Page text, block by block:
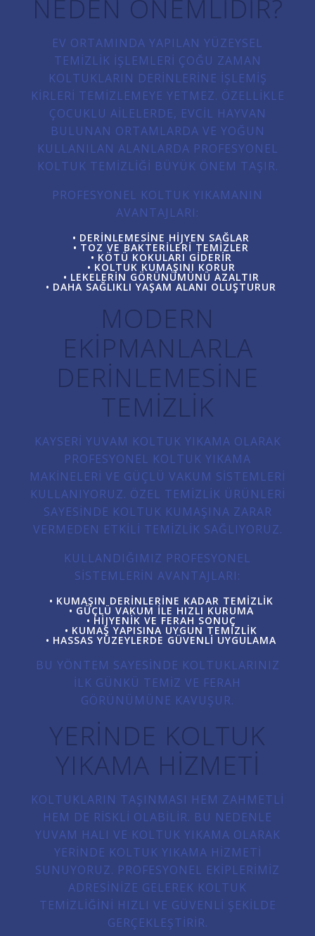
NEDEN ÖNEMLIDIR?
EV ORTAMINDA YAPILAN YÜZEYSEL
TEMIZLIK IŞLEMLERI ÇOĞU ZAMAN
KOLTUKLARIN DERINLERINE IŞLEMIŞ
KIRLERI TEMIZLEMEYE YETMEZ. ÖZELLIKLE
ÇOCUKLU AILELERDE, EVCIL HAYVAN
BULUNAN ORTAMLARDA VE YOĞUN
KULLANILAN ALANLARDA PROFESYONEL
KOLTUK TEMIZLIĞI BÜYÜK ÖNEM TAŞIR.
PROFESYONEL KOLTUK YIKAMANIN
AVANTAJLARI:
DERINLEMESINE HIJYEN SAĞLAR
TOZ VE BAKTERILERI TEMIZLER
KÖTÜ KOKULARI GIDERIR
KOLTUK KUMAŞINI KORUR
LEKELERIN GÖRÜNÜMÜNÜ AZALTIR
DAHA SAĞLIKLI YAŞAM ALANI OLUŞTURUR
MODERN
EKIPMANLARLA
DERINLEMESINE
TEMIZLIK
KAYSERI YUVAM KOLTUK YIKAMA OLARAK
PROFESYONEL KOLTUK YIKAMA
MAKINELERI VE GÜÇLÜ VAKUM SISTEMLERI
KULLANIYORUZ. ÖZEL TEMIZLIK ÜRÜNLERI
SAYESINDE KOLTUK KUMAŞINA ZARAR
VERMEDEN ETKILI TEMIZLIK SAĞLIYORUZ.
KULLANDIĞIMIZ PROFESYONEL
SISTEMLERIN AVANTAJLARI:
KUMAŞIN DERINLERINE KADAR TEMIZLIK
GÜÇLÜ VAKUM ILE HIZLI KURUMA
HIJYENIK VE FERAH SONUÇ
KUMAŞ YAPISINA UYGUN TEMIZLIK
HASSAS YÜZEYLERDE GÜVENLI UYGULAMA
BU YÖNTEM SAYESINDE KOLTUKLARINIZ
ILK GÜNKÜ TEMIZ VE FERAH
GÖRÜNÜMÜNE KAVUŞUR.
YERINDE KOLTUK
YIKAMA HIZMETI
KOLTUKLARIN TAŞINMASI HEM ZAHMETLI
HEM DE RISKLI OLABILIR. BU NEDENLE
YUVAM HALI VE KOLTUK YIKAMA OLARAK
YERINDE KOLTUK YIKAMA HIZMETI
SUNUYORUZ. PROFESYONEL EKIPLERIMIZ
ADRESINIZE GELEREK KOLTUK
TEMIZLIĞINI HIZLI VE GÜVENLI ŞEKILDE
GERÇEKLEŞTIRIR.